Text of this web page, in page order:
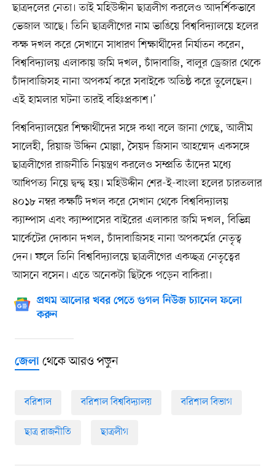
ছাত্রদলের নেতা। তাই মহিউদ্দীন ছাত্রলীগ করলেও আদর্শিকভাবে
ভেজাল আছে। তিনি ছাত্রলীগের নাম ভাঙিয়ে বিশ্ববিদ্যালয়ে হলের
কক্ষ দখল করে সেখানে সাধারণ শিক্ষার্থীদের নির্যাতন করেন,
বিশ্ববিদ্যালয় এলাকায় জমি দখল, চাঁদাবাজি, বালুর ড্রেজার থেকে
চাঁদাবাজিসহ নানা অপকর্ম করে সবাইকে অতিষ্ঠ করে তুলেছেন।
এই হামলার ঘটনা তারই বহিঃপ্রকাশ।’
বিশ্ববিদ্যালয়ের শিক্ষার্থীদের সঙ্গে কথা বলে জানা গেছে, আলীম
সালেহী, রিয়াজ উদ্দিন মোল্লা, সৈয়দ জিসান আহম্মেদ একসঙ্গে
ছাত্রলীগের রাজনীতি নিয়ন্ত্রণ করলেও সম্প্রতি তাঁদের মধ্যে
আধিপত্য নিয়ে দ্বন্দ্ব হয়। মহিউদ্দীন শের-ই-বাংলা হলের চারতলার
৪০১৮ নম্বর কক্ষটি দখল করে সেখান থেকে বিশ্ববিদ্যালয়
ক্যাম্পাস এবং ক্যাম্পাসের বাইরের এলাকার জমি দখল, বিভিন্ন
মার্কেটের দোকান দখল, চাঁদাবাজিসহ নানা অপকর্মের নেতৃত্ব
দেন। ফলে তিনি বিশ্ববিদ্যালয়ে ছাত্রলীগের একচ্ছত্র নেতৃত্বের
আসনে বসেন। এতে অনেকটা ছিটকে পড়েন বাকিরা।
প্রথম আলোর খবর পেতে গুগল নিউজ চ্যানেল ফলো
করুন
জেলাথেকে আরও পড়ুন
বরিশাল বরিশাল বিশ্ববিদ্যালয় বরিশাল বিভাগ
ছাত্র রাজনীতি ছাত্রলীগ